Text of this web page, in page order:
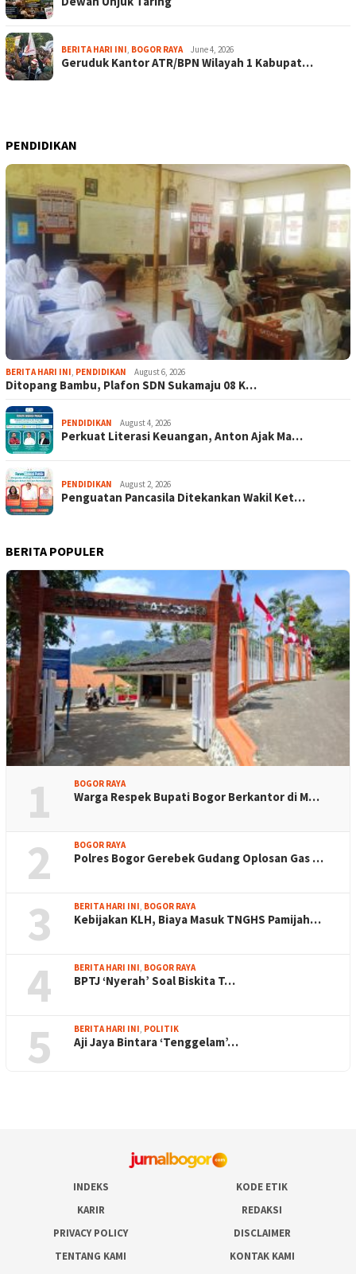
BERITA HARI INI, BOGOR RAYA June 4, 2026
Geruduk Kantor ATR/BPN Wilayah 1 Kabupat…
PENDIDIKAN
BERITA HARI INI, PENDIDIKAN August 6, 2026
Ditopang Bambu, Plafon SDN Sukamaju 08 K…
PENDIDIKAN August 4, 2026
Perkuat Literasi Keuangan, Anton Ajak Ma…
PENDIDIKAN August 2, 2026
Penguatan Pancasila Ditekankan Wakil Ket…
BERITA POPULER
1 BOGOR RAYA
Warga Respek Bupati Bogor Berkantor di M…
2 BOGOR RAYA
Polres Bogor Gerebek Gudang Oplosan Gas …
3 BERITA HARI INI BOGOR RAYA
Kebijakan KLH, Biaya Masuk TNGHS Pamijah…
4 BERITA HARI INI BOGOR RAYA
BPTJ ‘Nyerah’ Soal Biskita T…
5 BERITA HARI INI POLITIK
Aji Jaya Bintara ‘Tenggelam’…
INDEKS
KODE ETIK
KARIR
REDAKSI
PRIVACY POLICY
DISCLAIMER
TENTANG KAMI
KONTAK KAMI